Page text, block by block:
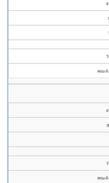
วั
คณะจั
วั
คณะจั